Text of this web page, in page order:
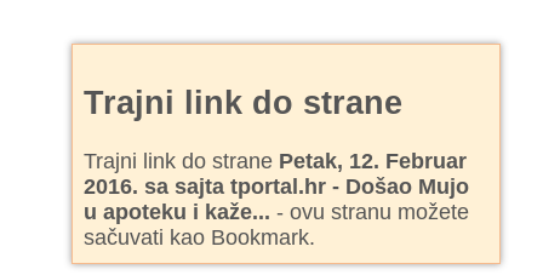
Trajni link do strane
Trajni link do strane Petak, 12. Februar
2016. sa sajta tportal.hr - Došao Mujo
u apoteku i kaže... - ovu stranu možete
sačuvati kao Bookmark.